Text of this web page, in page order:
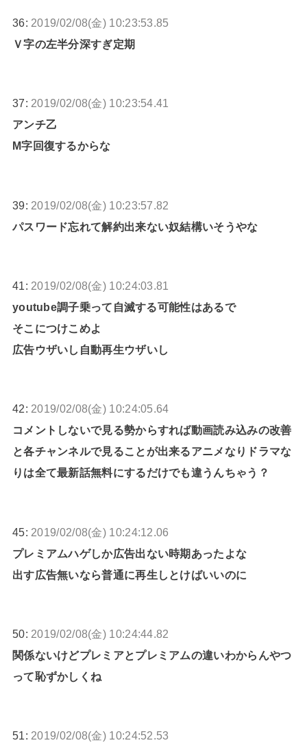
36: 2019/02/08(金) 10:23:53.85
Ｖ字の左半分深すぎ定期
37: 2019/02/08(金) 10:23:54.41
アンチ乙
M字回復するからな
39: 2019/02/08(金) 10:23:57.82
パスワード忘れて解約出来ない奴結構いそうやな
41: 2019/02/08(金) 10:24:03.81
youtube調子乗って自滅する可能性はあるで
そこにつけこめよ
広告ウザいし自動再生ウザいし
42: 2019/02/08(金) 10:24:05.64
コメントしないで見る勢からすれば動画読み込みの改善
と各チャンネルで見ることが出来るアニメなりドラマな
りは全て最新話無料にするだけでも違うんちゃう？
45: 2019/02/08(金) 10:24:12.06
プレミアムハゲしか広告出ない時期あったよな
出す広告無いなら普通に再生しとけばいいのに
50: 2019/02/08(金) 10:24:44.82
関係ないけどプレミアとプレミアムの違いわからんやつ
って恥ずかしくね
51: 2019/02/08(金) 10:24:52.53